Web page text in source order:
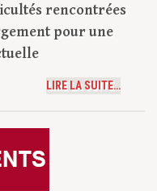
rencontrées
pour une
LIRE LA SUITE…